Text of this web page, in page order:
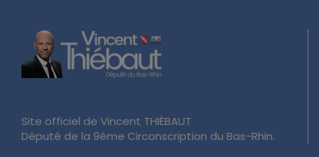
Site officiel de Vincent THIÉBAUT
Député de la 9ème Circonscription du Bas-Rhin.